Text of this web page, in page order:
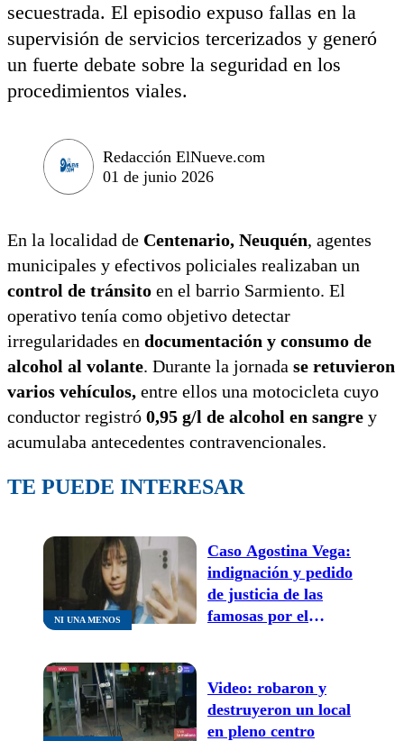
secuestrada. El episodio expuso fallas en la
supervisión de servicios tercerizados y generó
un fuerte debate sobre la seguridad en los
procedimientos viales.
Redacción ElNueve.com
01 de junio 2026
En la localidad de Centenario, Neuquén, agentes
municipales y efectivos policiales realizaban un
control de tránsito en el barrio Sarmiento. El
operativo tenía como objetivo detectar
irregularidades en documentación y consumo de
alcohol al volante. Durante la jornada se retuvieron
varios vehículos, entre ellos una motocicleta cuyo
conductor registró 0,95 g/l de alcohol en sangre y
acumulaba antecedentes contravencionales.
TE PUEDE INTERESAR
NI UNA MENOS
Caso Agostina Vega:
indignación y pedido
de justicia de las
famosas por el
Video: robaron y
destruyeron un local
en pleno centro